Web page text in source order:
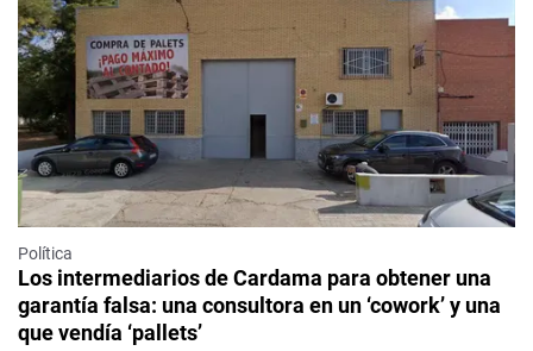
Política
Los intermediarios de Cardama para obtener una
garantía falsa: una consultora en un ‘cowork’ y una
que vendía ‘pallets’